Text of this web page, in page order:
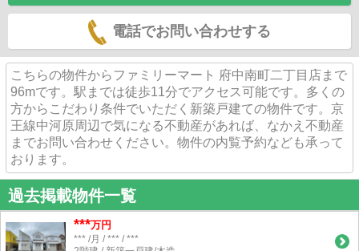
電話でお問い合わせする
こちらの物件からファミリーマート 府中南町二丁目店まで
96mです。駅までは徒歩11分でアクセス可能です。多くの
方からこだわり条件でいただく新築戸建ての物件です。京
王線中河原周辺で気になる不動産があれば、なかえ不動産
までお問い合わせください。物件の内覧予約なども承って
おります。
過去掲載物件一覧
***万円
*** /月 / *** / ***